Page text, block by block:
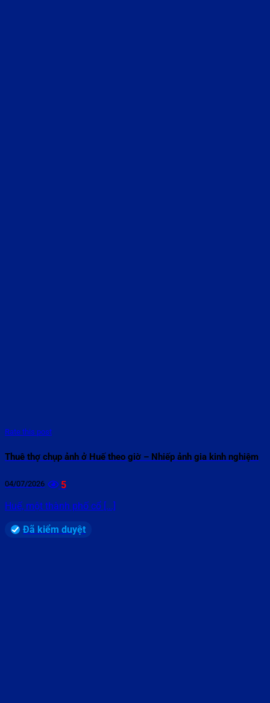
Rate this post
Thuê thợ chụp ảnh ở Huế theo giờ – Nhiếp ảnh gia kinh nghiệm
04/07/2026
5
Huế, một thành phố cổ [...]
Đã kiểm duyệt